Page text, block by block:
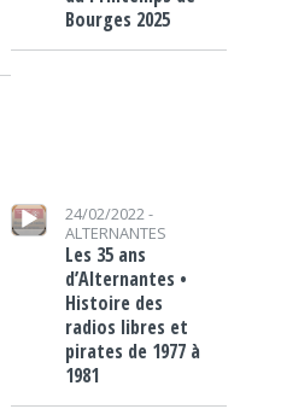
Bourges 2025
Lecteur audio
24/02/2022 -
ALTERNANTES
Les 35 ans
d’Alternantes •
Histoire des
radios libres et
pirates de 1977 à
1981